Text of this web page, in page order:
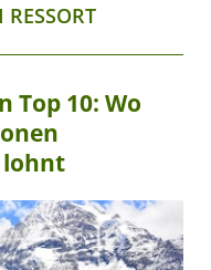
Top 10: Wo
lohnt